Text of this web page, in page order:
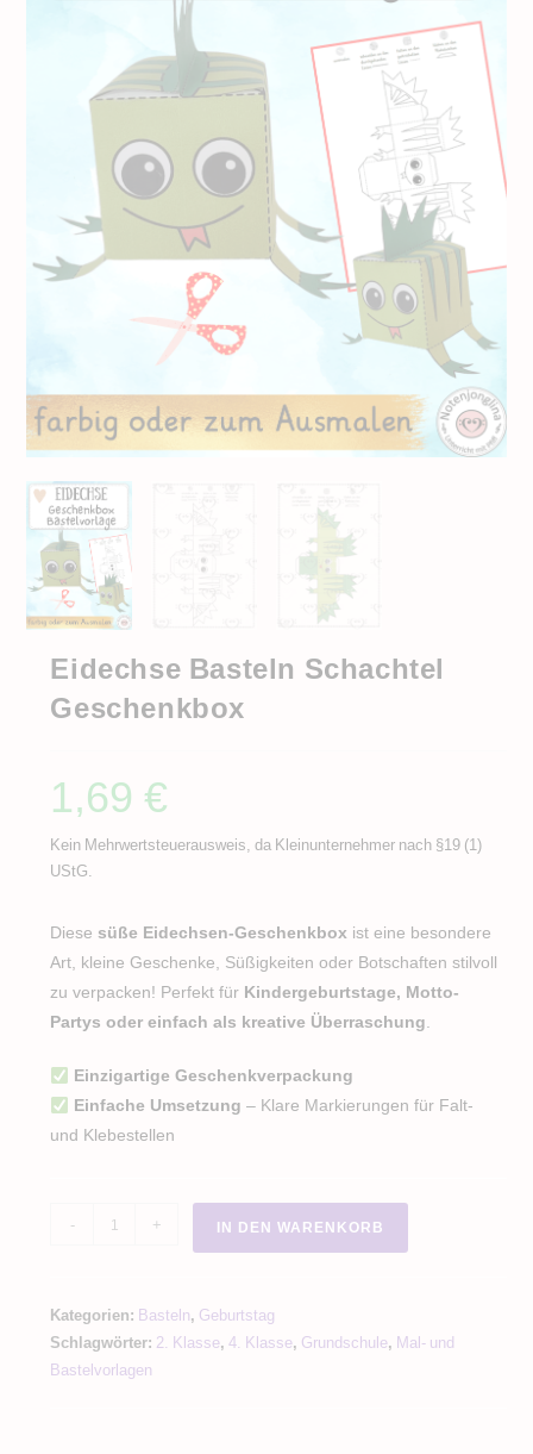
Eidechse Basteln Schachtel
Geschenkbox
1,69€
Kein Mehrwertsteuerausweis, da Kleinunternehmer nach §19 (1)
UStG.
Diese süße Eidechsen-Geschenkbox ist eine besondere
Art, kleine Geschenke, Süßigkeiten oder Botschaften stilvoll
zu verpacken! Perfekt für Kindergeburtstage, Motto-
Partys oder einfach als kreative Überraschung.
Einzigartige Geschenkverpackung
Einfache Umsetzung – Klare Markierungen für Falt-
und Klebestellen
Eidechse
Geschenkbox
Menge
- + IN DEN WARENKORB
Kategorien: Basteln, Geburtstag
Schlagwörter: 2. Klasse,4. Klasse, Grundschule, Mal- und
Bastelvorlagen